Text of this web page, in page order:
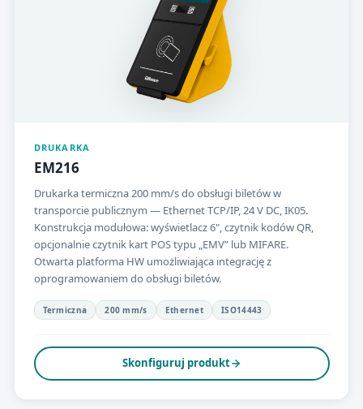
DRUKARKA
EM216
Drukarka termiczna 200 mm/s do obsługi biletów w
transporcie publicznym — Ethernet TCP/IP, 24 V DC, IK05.
Konstrukcja modułowa: wyświetlacz 6", czytnik kodów QR,
opcjonalnie czytnik kart POS typu „EMV” lub MIFARE.
Otwarta platforma HW umożliwiająca integrację z
oprogramowaniem do obsługi biletów.
Termiczna 200 mm/s Ethernet ISO14443
Skonfiguruj produkt